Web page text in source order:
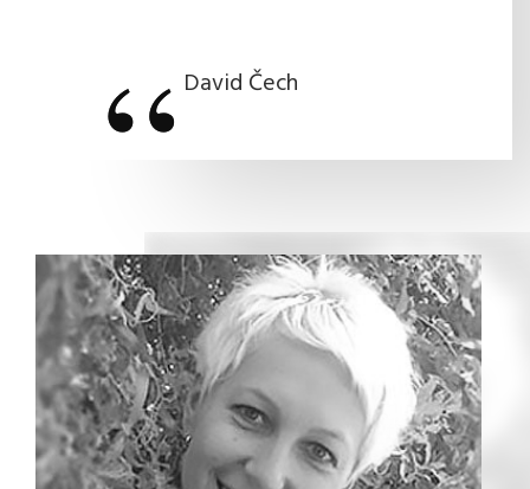
“
“ David Čech